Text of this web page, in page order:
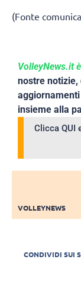
(Fonte
VolleyNews.it
nostre notizie,
insieme alla
Clicca QUI
VOLLEYNEWS
CONDIVIDI SUI